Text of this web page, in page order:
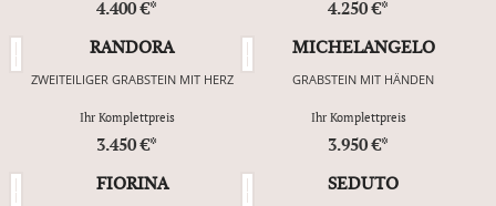
4.400 €* 4.250 €*
RANDORA
ZWEITEILIGER GRABSTEIN MIT HERZ
Ihr Komplettpreis
3.450 €*
MICHELANGELO
GRABSTEIN MIT HÄNDEN
Ihr Komplettpreis
3.950 €*
FIORINA
SEDUTO